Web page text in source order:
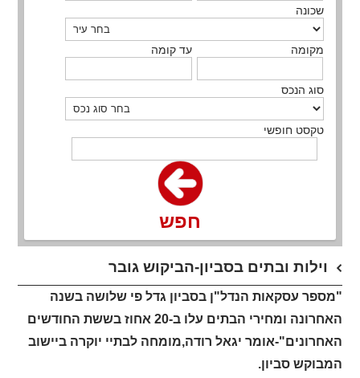
שכונה
מקומה עד קומה
סוג הנכס
טקסט חופשי
חפש
וילות ובתים בסביון-הביקוש גובר
"מספר עסקאות הנדל"ן בסביון גדל פי שלושה בשנה
האחרונה ומחירי הבתים עלו ב-20 אחוז בששת החודשים
האחרונים"-אומר יגאל רודה,מומחה לבתיי יוקרה ביישוב
המבוקש סביון.